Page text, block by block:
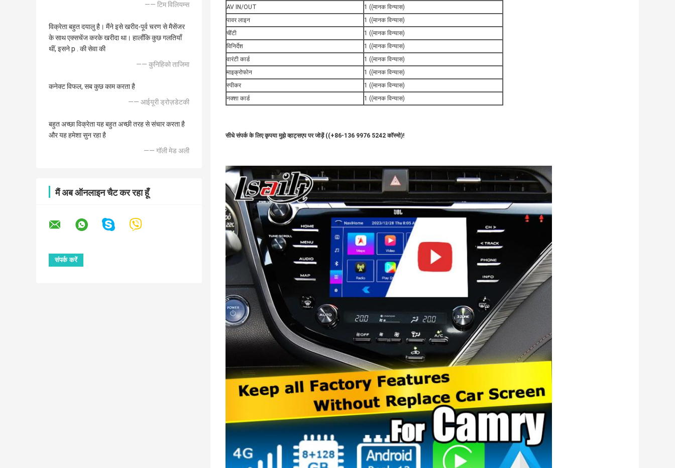
—— टिम विलियम्स
विक्रेता बहुत दयालु है। मैंने इसे खरीद-पूर्व चरण से मैसेंजर
के साथ एक्सचेंज करके खरीदा था। हालाँकि कुछ गलतियाँ
थीं, इसने p . की सेवा की
—— कुनिहिको ताजिमा
कनेक्ट विफल, सब कुछ काम करता है
—— आईयूरी ड्रोज़डेटकी
बहुत अच्छा विक्रेता यह बहुत अच्छी तरह से संचार करता है
और यह हमेशा सुन रहा है
—— गॉली मेड अली
मैं अब ऑनलाइन चैट कर रहा हूँ
AV IN/OUT
1 ((मानक विन्यास)
पावर लाइन
1 ((मानक विन्यास)
चींटी
1 ((मानक विन्यास)
विनिर्देश
1 ((मानक विन्यास)
वारंटी कार्ड
1 ((मानक विन्यास)
माइक्रोफोन
1 ((मानक विन्यास)
स्पीकर
1 ((मानक विन्यास)
नक्शा कार्ड
1 ((मानक विन्यास)
सीधे संपर्क के लिए कृपया मुझे व्हाट्सएप पर जोड़ें ((+86-136 9976 5242 कॉस्मो)!